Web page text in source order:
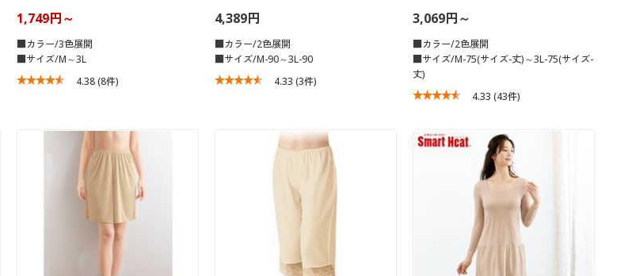
1,749円～
■カラー/3色展開
■サイズ/M～3L
4.38(8件)
4,389円
■カラー/2色展開
■サイズ/M-90～3L-90
4.33 (3件)
3,069円～
■カラー/2色展開
■サイズ/M-75(サイズ-丈)～3L-75(サイズ-
丈)
4.33 (43件)